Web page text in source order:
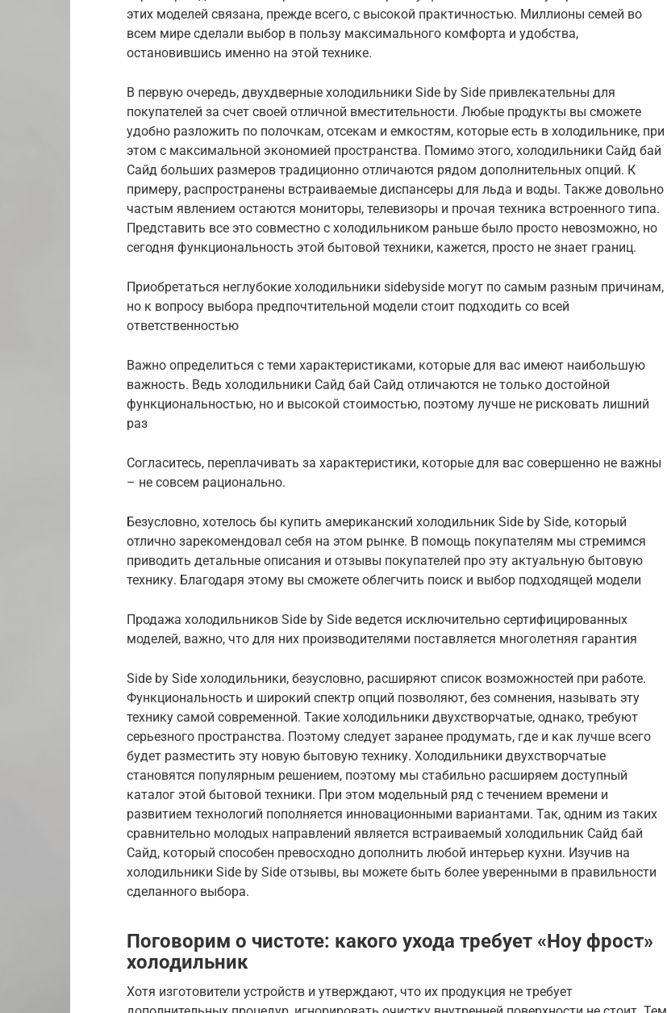
этих моделей связана, прежде всего, с высокой практичностью. Миллионы семей во
всем мире сделали выбор в пользу максимального комфорта и удобства,
остановившись именно на этой технике.
В первую очередь, двухдверные холодильники Side by Side привлекательны для
покупателей за счет своей отличной вместительности. Любые продукты вы сможете
удобно разложить по полочкам, отсекам и емкостям, которые есть в холодильнике, при
этом с максимальной экономией пространства. Помимо этого, холодильники Cайд бай
Cайд больших размеров традиционно отличаются рядом дополнительных опций. К
примеру, распространены встраиваемые диспансеры для льда и воды. Также довольно
частым явлением остаются мониторы, телевизоры и прочая техника встроенного типа.
Представить все это совместно с холодильником раньше было просто невозможно, но
сегодня функциональность этой бытовой техники, кажется, просто не знает границ.
Приобретаться неглубокие холодильники sidebyside могут по самым разным причинам,
но к вопросу выбора предпочтительной модели стоит подходить со всей
ответственностью
Важно определиться с теми характеристиками, которые для вас имеют наибольшую
важность. Ведь холодильники Cайд бай Cайд отличаются не только достойной
функциональностью, но и высокой стоимостью, поэтому лучше не рисковать лишний
раз
Согласитесь, переплачивать за характеристики, которые для вас совершенно не важны
– не совсем рационально.
Безусловно, хотелось бы купить американский холодильник Side by Side, который
отлично зарекомендовал себя на этом рынке. В помощь покупателям мы стремимся
приводить детальные описания и отзывы покупателей про эту актуальную бытовую
технику. Благодаря этому вы сможете облегчить поиск и выбор подходящей модели
Продажа холодильников Side by Side ведется исключительно сертифицированных
моделей, важно, что для них производителями поставляется многолетняя гарантия
Side by Side холодильники, безусловно, расширяют список возможностей при работе.
Функциональность и широкий спектр опций позволяют, без сомнения, называть эту
технику самой современной. Такие холодильники двухстворчатые, однако, требуют
серьезного пространства. Поэтому следует заранее продумать, где и как лучше всего
будет разместить эту новую бытовую технику. Холодильники двухстворчатые
становятся популярным решением, поэтому мы стабильно расширяем доступный
каталог этой бытовой техники. При этом модельный ряд с течением времени и
развитием технологий пополняется инновационными вариантами. Так, одним из таких
сравнительно молодых направлений является встраиваемый холодильник Сайд бай
Сайд, который способен превосходно дополнить любой интерьер кухни. Изучив на
холодильники Side by Side отзывы, вы можете быть более уверенными в правильности
сделанного выбора.
Поговорим о чистоте: какого ухода требует «Ноу фрост»
холодильник
Хотя изготовители устройств и утверждают, что их продукция не требует